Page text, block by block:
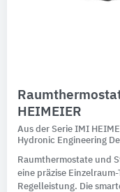
HEIMEIER
Aus der Serie IMI
Hydronic Engineering
Raumthermostate und
eine präzise
Regelleistung. Die